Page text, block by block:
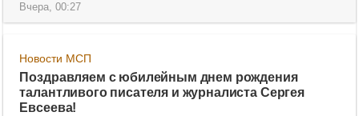
Вчера, 00:27
Новости МСП
Поздравляем с юбилейным днем рождения
талантливого писателя и журналиста Сергея
Евсеева!